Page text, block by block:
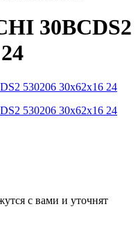
30BCDS2
с вами и уточнят